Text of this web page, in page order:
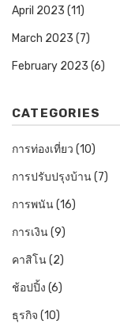
April 2023 (11)
March 2023 (7)
February 2023 (6)
CATEGORIES
การท่องเที่ยว (10)
การปรับปรุงบ้าน(7)
การพนัน(16)
การเงิน(9)
คาสิโน(2)
ช้อปปิ้ง (6)
ธุรกิจ (10)